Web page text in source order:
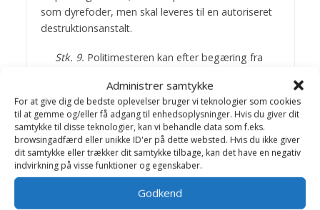
Administrer samtykke
For at give dig de bedste oplevelser bruger vi teknologier som cookies
til at gemme og/eller få adgang til enhedsoplysninger. Hvis du giver dit
samtykke til disse teknologier, kan vi behandle data som f.eks.
browsingadfærd eller unikke ID'er på dette websted. Hvis du ikke giver
dit samtykke eller trækker dit samtykke tilbage, kan det have en negativ
indvirkning på visse funktioner og egenskaber.
Godkend
som dyrefoder, men skal leveres til en autoriseret
destruktionsanstalt.
Stk. 9. Politimesteren kan efter begæring fra
der er ældre end 3 måneder, i et
afspærringsdistrikt skal vaccineres mod rabies.
Vaccinationen skal ske i overensstemmelse med
reglerne i § 7.
optræden eller udbredelse her i landet, kan